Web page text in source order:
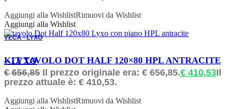
Aggiungi alla WishlistRimuovi da Wishlist
Aggiungi alla Wishlist
VECA - LYXO
ORDINABILE
KIT TAVOLO DOT HALF 120×80 HPL ANTRACITE – LYXO
€656,85 Il prezzo originale era: € 656,85.€ 410,53Il
prezzo attuale è: € 410,53.
Aggiungi alla WishlistRimuovi da Wishlist